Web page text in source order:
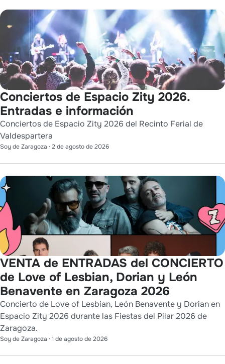
Conciertos de Espacio Zity 2026.
Entradas e información
Conciertos de Espacio Zity 2026 del Recinto Ferial de
Valdespartera
Soy de Zaragoza · 2 de agosto de 2026
VENTA de ENTRADAS del CONCIERTO
de Love of Lesbian, Dorian y León
Benavente en Zaragoza 2026
Concierto de Love of Lesbian, León Benavente y Dorian en
Espacio Zity 2026 durante las Fiestas del Pilar 2026 de
Zaragoza.
Soy de Zaragoza · 1 de agosto de 2026